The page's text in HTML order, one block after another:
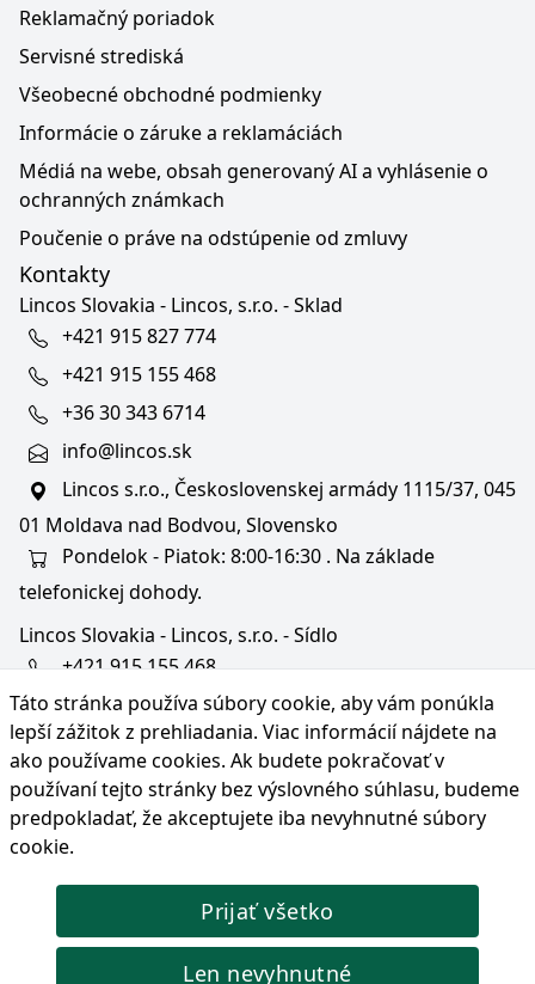
Táto stránka používa súbory cookie, aby vám ponúkla
lepší zážitok z prehliadania. Viac informácií nájdete na
ako používame cookies. Ak budete pokračovať v
používaní tejto stránky bez výslovného súhlasu, budeme
predpokladať, že akceptujete iba nevyhnutné súbory
cookie.
Prijať všetko
Len nevyhnutné
Reklamačný poriadok
Servisné strediská
Všeobecné obchodné podmienky
Informácie o záruke a reklamáciách
Médiá na webe, obsah generovaný AI a vyhlásenie o
ochranných známkach
Poučenie o práve na odstúpenie od zmluvy
Kontakty
Lincos Slovakia - Lincos, s.r.o. - Sklad
+421 915 827 774
+421 915 155 468
+36 30 343 6714
info@lincos.sk
Lincos s.r.o., Československej armády 1115/37, 045
01 Moldava nad Bodvou, Slovensko
Pondelok - Piatok: 8:00-16:30 . Na základe
telefonickej dohody.
Lincos Slovakia - Lincos, s.r.o. - Sídlo
+421 915 155 468
+36/30 343 6714
bratislava@lincos.sk
Lincos s.r.o., Rustaveliho 4, 831 06 Bratislava - m. č.
Rača, Slovensko
Iba sídlo firmy
© Copyright 2026 Lincos s.r.o., všetky práva vyhradené.